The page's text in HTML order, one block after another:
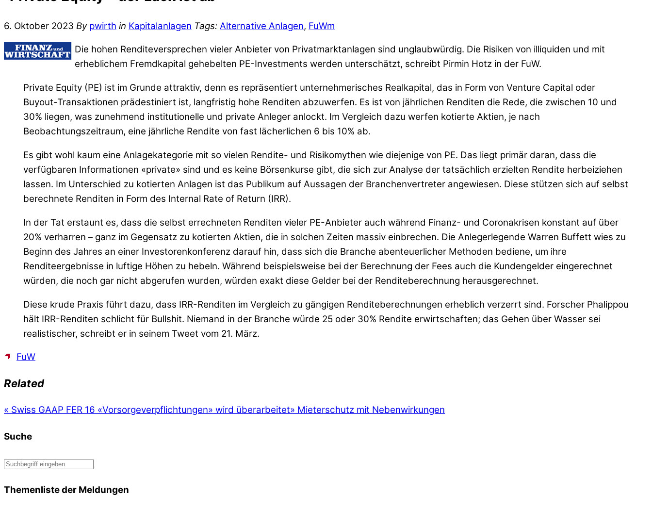
6. Oktober 2023 By pwirth in Kapitalanlagen Tags: Alternative Anlagen, FuWm
Die hohen Renditeversprechen vieler Anbieter von Privatmarktanlagen sind unglaubwürdig. Die Risiken von illiquiden und mit
erheblichem Fremdkapital gehebelten PE-Investments werden unterschätzt, schreibt Pirmin Hotz in der FuW.
Private Equity (PE) ist im Grunde attraktiv, denn es repräsentiert unternehmerisches Realkapital, das in Form von Venture Capital oder
Buyout-Transaktionen prädestiniert ist, langfristig hohe Renditen abzuwerfen. Es ist von jährlichen Renditen die Rede, die zwischen 10 und
30% liegen, was zunehmend institutionelle und private Anleger anlockt. Im Vergleich dazu werfen kotierte Aktien, je nach
Beobachtungszeitraum, eine jährliche Rendite von fast lächerlichen 6 bis 10% ab.
Es gibt wohl kaum eine Anlagekategorie mit so vielen Rendite- und Risikomythen wie diejenige von PE. Das liegt primär daran, dass die
verfügbaren Informationen «private» sind und es keine Börsenkurse gibt, die sich zur Analyse der tatsächlich erzielten Rendite herbeiziehen
lassen. Im Unterschied zu kotierten Anlagen ist das Publikum auf Aussagen der Branchenvertreter angewiesen. Diese stützen sich auf selbst
berechnete Renditen in Form des Internal Rate of Return (IRR).
In der Tat erstaunt es, dass die selbst errechneten Renditen vieler PE-Anbieter auch während Finanz- und Coronakrisen konstant auf über
20% verharren – ganz im Gegensatz zu kotierten Aktien, die in solchen Zeiten massiv einbrechen. Die Anlegerlegende Warren Buffett wies zu
Beginn des Jahres an einer Investorenkonferenz darauf hin, dass sich die Branche abenteuerlicher Methoden bediene, um ihre
Renditeergebnisse in luftige Höhen zu hebeln. Während beispielsweise bei der Berechnung der Fees auch die Kundengelder eingerechnet
würden, die noch gar nicht abgerufen wurden, würden exakt diese Gelder bei der Renditeberechnung herausgerechnet.
Diese krude Praxis führt dazu, dass IRR-Renditen im Vergleich zu gängigen Renditeberechnungen erheblich verzerrt sind. Forscher Phalippou
hält IRR-Renditen schlicht für Bullshit. Niemand in der Branche würde 25 oder 30% Rendite erwirtschaften; das Gehen über Wasser sei
realistischer, schreibt er in seinem Tweet vom 21. März.
FuW
Related
« Swiss GAAP FER 16 «Vorsorgeverpflichtungen» wird überarbeitet» Mieterschutz mit Nebenwirkungen
Suche
Themenliste der Meldungen